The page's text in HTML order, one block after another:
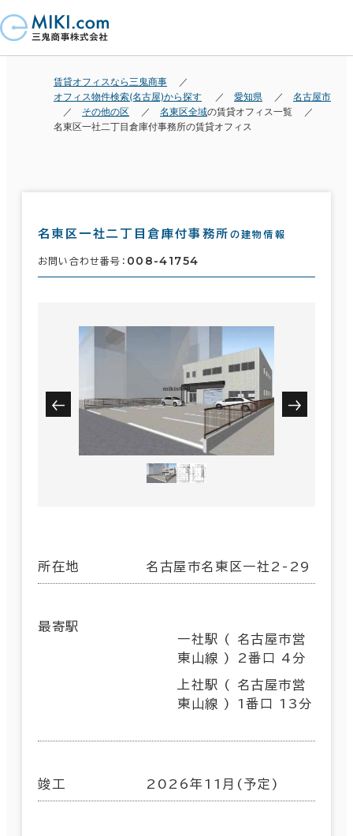
賃貸オフィスなら三鬼商事
オフィス物件検索(名古屋)から探す
愛知県
名古屋市
その他の区
名東区全域の賃貸オフィス一覧
名東区一社二丁目倉庫付事務所の賃貸オフィス
名東区一社二丁目倉庫付事務所 の建物情報
お問い合わせ番号： 008-41754
所在地 名古屋市名東区一社2-29
最寄駅
一社駅 ( 名古屋市営
東山線 ) 2番口 4分
上社駅 ( 名古屋市営
東山線 ) 1番口 13分
竣工 2026年11月(予定)